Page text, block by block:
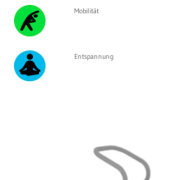
Mobilität
Entspannung